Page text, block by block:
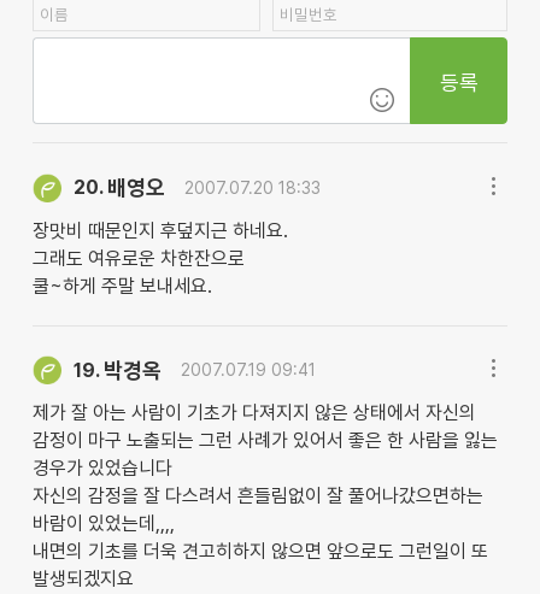
등록
20. 배영오 2007.07.20 18:33
장맛비 때문인지 후덮지근 하네요.
그래도 여유로운 차한잔으로
쿨~하게 주말 보내세요.
19. 박경옥 2007.07.19 09:41
제가 잘 아는 사람이 기초가 다져지지 않은 상태에서 자신의
감정이 마구 노출되는 그런 사례가 있어서 좋은 한 사람을 잃는
경우가 있었습니다
자신의 감정을 잘 다스려서 흔들림없이 잘 풀어나갔으면하는
바람이 있었는데,,,,
내면의 기초를 더욱 견고히하지 않으면 앞으로도 그런일이 또
발생되겠지요